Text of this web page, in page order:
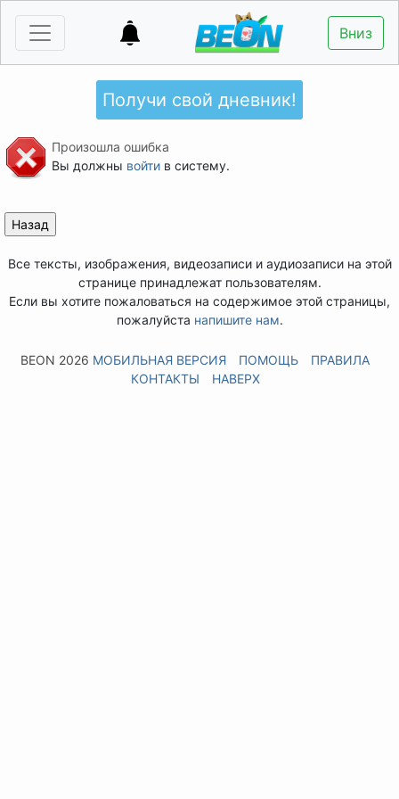
Вниз
Получи свой дневник!
Произошла ошибка
Вы должны войтив систему.
Все тексты, изображения, видеозаписи и аудиозаписи на этой
странице принадлежат пользователям.
Если вы хотите пожаловаться на содержимое этой страницы,
пожалуйста напишите нам.
BEON 2026 МОБИЛЬНАЯ ВЕРСИЯ ПОМОЩЬ
ПРАВИЛА
КОНТАКТЫ
НАВЕРХ